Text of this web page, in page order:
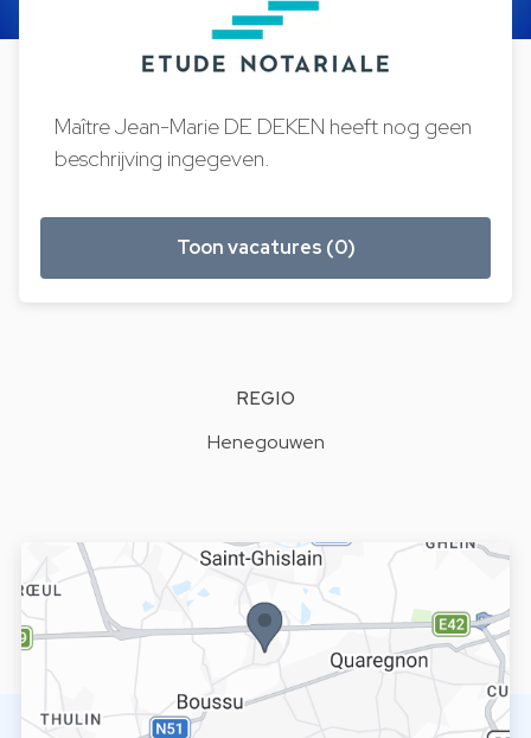
Maître Jean-Marie DE DEKEN heeft nog geen
beschrijving ingegeven.
Toon vacatures (0)
REGIO
Henegouwen